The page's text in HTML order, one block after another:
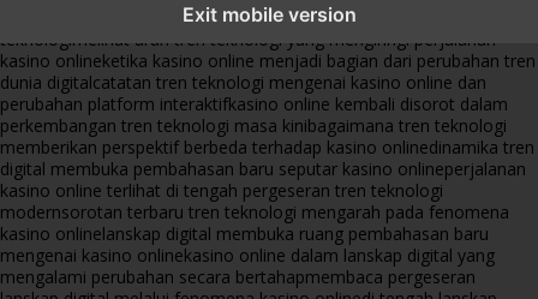
Exit mobile version
kasino online muncul seiring pergeseran tren platform
teknologimelihat arah tren teknologi yang mengiringi perjalanan
kasino onlineketika kasino online menjadi bagian dari perubahan tren
dunia digitalcatatan tren teknologi mengenai kasino online dan
perubahan platform interaktifkasino online kembali disorot dalam
perkembangan tren teknologi masa kinibagaimana tren teknologi
memberikan perspektif berbeda terhadap kasino onlinedinamika tren
digital membuka pembahasan baru seputar kasino onlineperjalanan
kasino online terlihat di tengah pergeseran tren teknologi
modernsorotan terbaru tren teknologi mengarah pada fenomena
kasino onlinelanskap digital membuka ruang pembahasan baru
mengenai kasino onlinekasino online dalam lanskap digital yang
mengalami perubahan secara bertahapmembaca pergeseran